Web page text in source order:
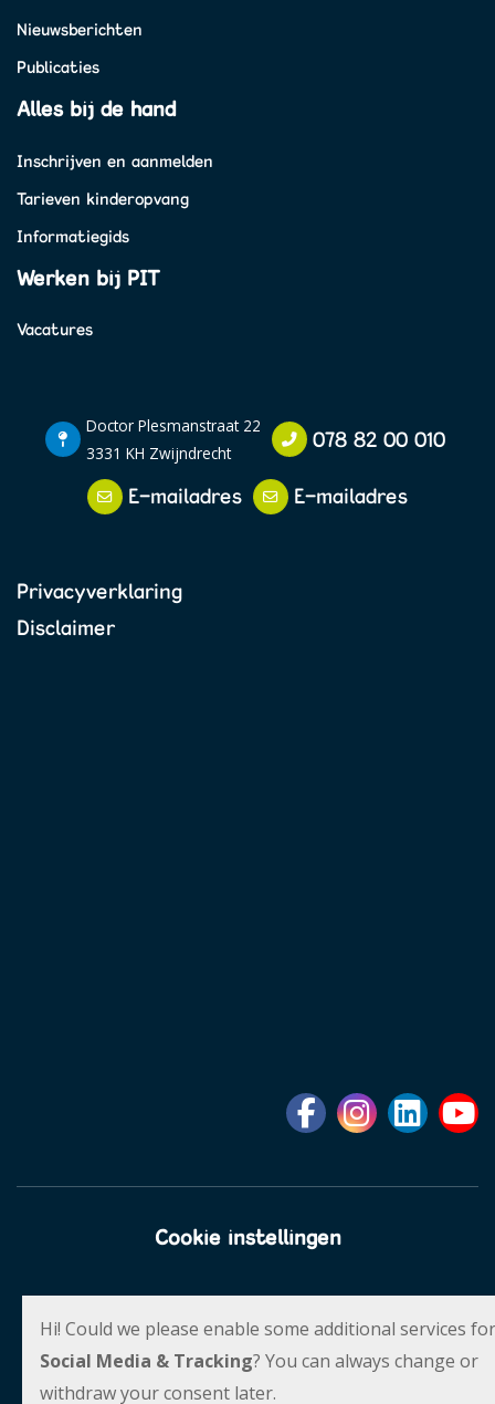
Nieuwsberichten
Publicaties
Alles bij de hand
Inschrijven en aanmelden
Tarieven kinderopvang
Informatiegids
Werken bij PIT
Vacatures
Doctor Plesmanstraat 22
3331 KH Zwijndrecht
078 82 00 010
E-mailadres E-mailadres
Privacyverklaring
Disclaimer
Cookie instellingen
Powered by
Hi! Could we please enable some additional services for
Social Media & Tracking? You can always change or
withdraw your consent later.